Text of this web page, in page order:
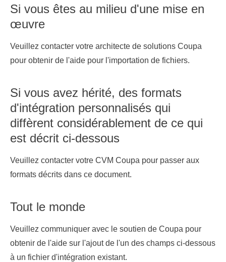
Si vous êtes au milieu d'une mise en
œuvre
Veuillez contacter votre architecte de solutions Coupa
pour obtenir de l'aide pour l'importation de fichiers.
Si vous avez hérité, des formats
d'intégration personnalisés qui
diffèrent considérablement de ce qui
est décrit ci-dessous
Veuillez contacter votre CVM Coupa pour passer aux
formats décrits dans ce document.
Tout le monde
Veuillez communiquer avec le soutien de Coupa pour
obtenir de l'aide sur l'ajout de l'un des champs ci-dessous
à un fichier d'intégration existant.